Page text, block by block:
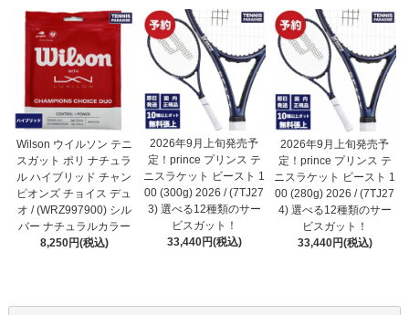
Wilson ウイルソン テニ
スガット ポリ ナチュラ
ル ハイブリッド チャン
ピオンズ チョイス デュ
オ / (WRZ997900) シル
バー ナチュラルカラー
8,250円(税込)
2026年9月上旬発売予
定！prince プリンス テ
ニスラケット ビースト 1
00 (300g) 2026 / (7TJ27
3) 選べる12種類のサー
ビスガット！
33,440円(税込)
2026年9月上旬発売予
定！prince プリンス テ
ニスラケット ビースト 1
00 (280g) 2026 / (7TJ27
4) 選べる12種類のサー
ビスガット！
33,440円(税込)